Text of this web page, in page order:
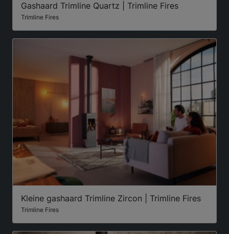
Gashaard Trimline Quartz | Trimline Fires
Trimline Fires
Kleine gashaard Trimline Zircon | Trimline Fires
Trimline Fires